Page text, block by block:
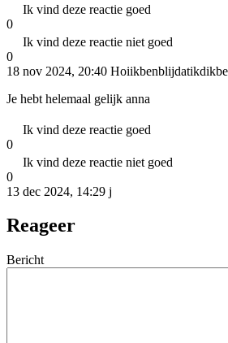
Ik vind deze reactie goed
0
Ik vind deze reactie niet goed
0
18 nov 2024, 20:40
Je hebt helemaal gelijk anna
Ik vind deze reactie goed
0
Ik vind deze reactie niet goed
0
13 dec 2024, 14:29 j
Reageer
Bericht